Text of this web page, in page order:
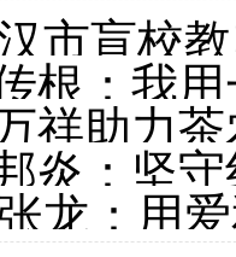
市盲校
根：我
祥助力
炎：坚
龙：用